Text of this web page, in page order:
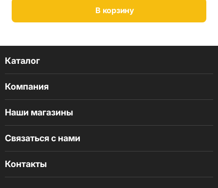
В корзину
Каталог
Компания
Наши магазины
Связаться с нами
Контакты